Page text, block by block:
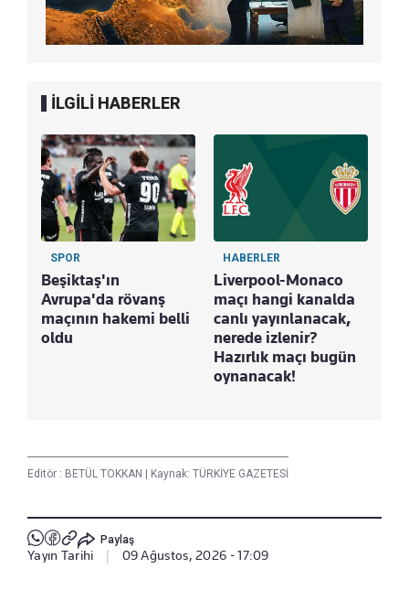
İLGİLİ HABERLER
SPOR
Beşiktaş'ın
Avrupa'da rövanş
maçının hakemi belli
oldu
HABERLER
Liverpool-Monaco
maçı hangi kanalda
canlı yayınlanacak,
nerede izlenir?
Hazırlık maçı bugün
oynanacak!
Editör : BETÜL TOKKAN Kaynak: TÜRKİYE GAZETESİ
Paylaş
Yayın Tarihi 09 Ağustos, 2026 - 17:09